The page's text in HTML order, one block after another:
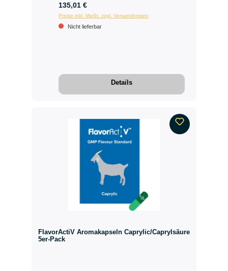
135,01 €
Preise inkl. MwSt. zzgl. Versandkosten
Nicht lieferbar
Details
FlavorActiV Aromakapseln Caprylic/Caprylsäure
5er-Pack